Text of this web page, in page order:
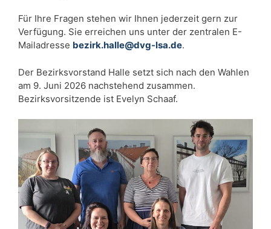
Für Ihre Fragen stehen wir Ihnen jederzeit gern zur
Verfügung. Sie erreichen uns unter der zentralen E-
Mailadresse bezirk.halle@dvg-lsa.de.
Der Bezirksvorstand Halle setzt sich nach den Wahlen
am 9. Juni 2026 nachstehend zusammen.
Bezirksvorsitzende ist Evelyn Schaaf.